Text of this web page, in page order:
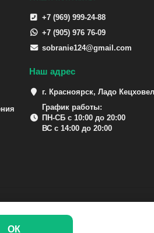
+7 (969) 999-24-88
+7 (905) 976 76-09
sobranie124@gmail.com
Наш адрес
г. Красноярск, Ладо
График работы:
ПН-СБ с 10:00 до 20:00
ВС с 14:00 до 20:00
ОК